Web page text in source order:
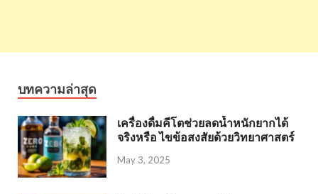
บทความล่าสุด
เครื่องดื่มคีโตช่วยลดน้ำหนักยากได้
จริงหรือ ไขข้อสงสัยด้วยวิทยาศาสตร์
May 3, 2025